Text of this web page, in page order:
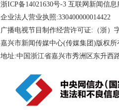
浙ICP备14021630号-3 互联网新闻信息
企业法人营业执照
广播电视节目制作经营许可证:（浙
嘉兴市新闻传媒中心(传媒集团)版权
地址:中国浙江省嘉兴市秀洲区东升西